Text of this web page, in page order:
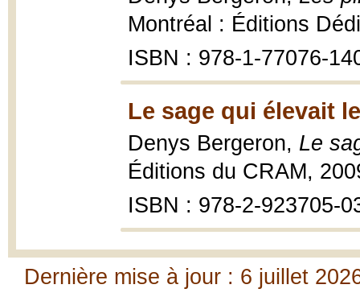
Montréal : Éditions
ISBN : 978-1-77076-
Le sage qui élevait
Denys Bergeron, Le
Éditions du CRAM,
ISBN : 978-2-923705-
Dernière mise à jour : 6 juillet